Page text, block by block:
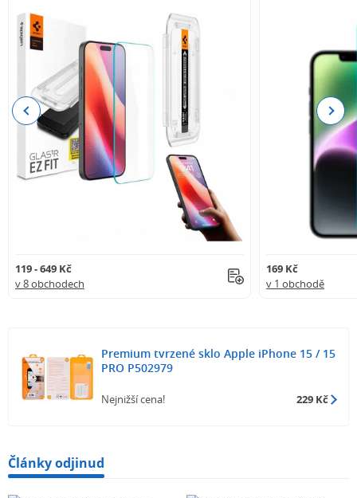
119 - 649 Kč
v 8 obchodech
169 Kč
v 1 obchodě
Previous Next
Premium tvrzené sklo Apple iPhone 15 / 15
PRO P502979
Nejnižší cena! 229 Kč
Články odjinud